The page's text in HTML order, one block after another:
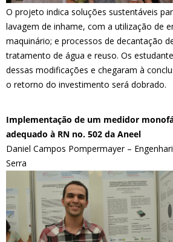
O projeto indica soluções sustentáveis
lavagem de inhame, com a utilização de
maquinário; e processos de decantação
tratamento de água e reuso. Os
dessas modificações e chegaram à
o retorno do investimento será dobrado.
Implementação de um medidor
adequado à RN no. 502 da Aneel
Daniel Campos Pompermayer –
Serra